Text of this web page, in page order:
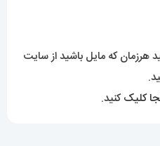
هرزمان که مایل باشید از سایت
کلیککنید.